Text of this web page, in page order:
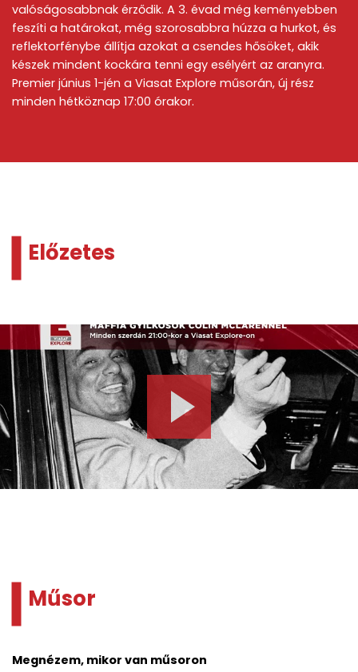
valóságosabbnak érződik. A 3. évad még keményebben
feszíti a határokat, még szorosabbra húzza a hurkot, és
reflektorfénybe állítja azokat a csendes hősöket, akik
készek mindent kockára tenni egy esélyért az aranyra.
Premier június 1-jén a Viasat Explore műsorán, új rész
minden hétköznap 17:00 órakor.
Előzetes
Műsor
Megnézem, mikor van műsoron